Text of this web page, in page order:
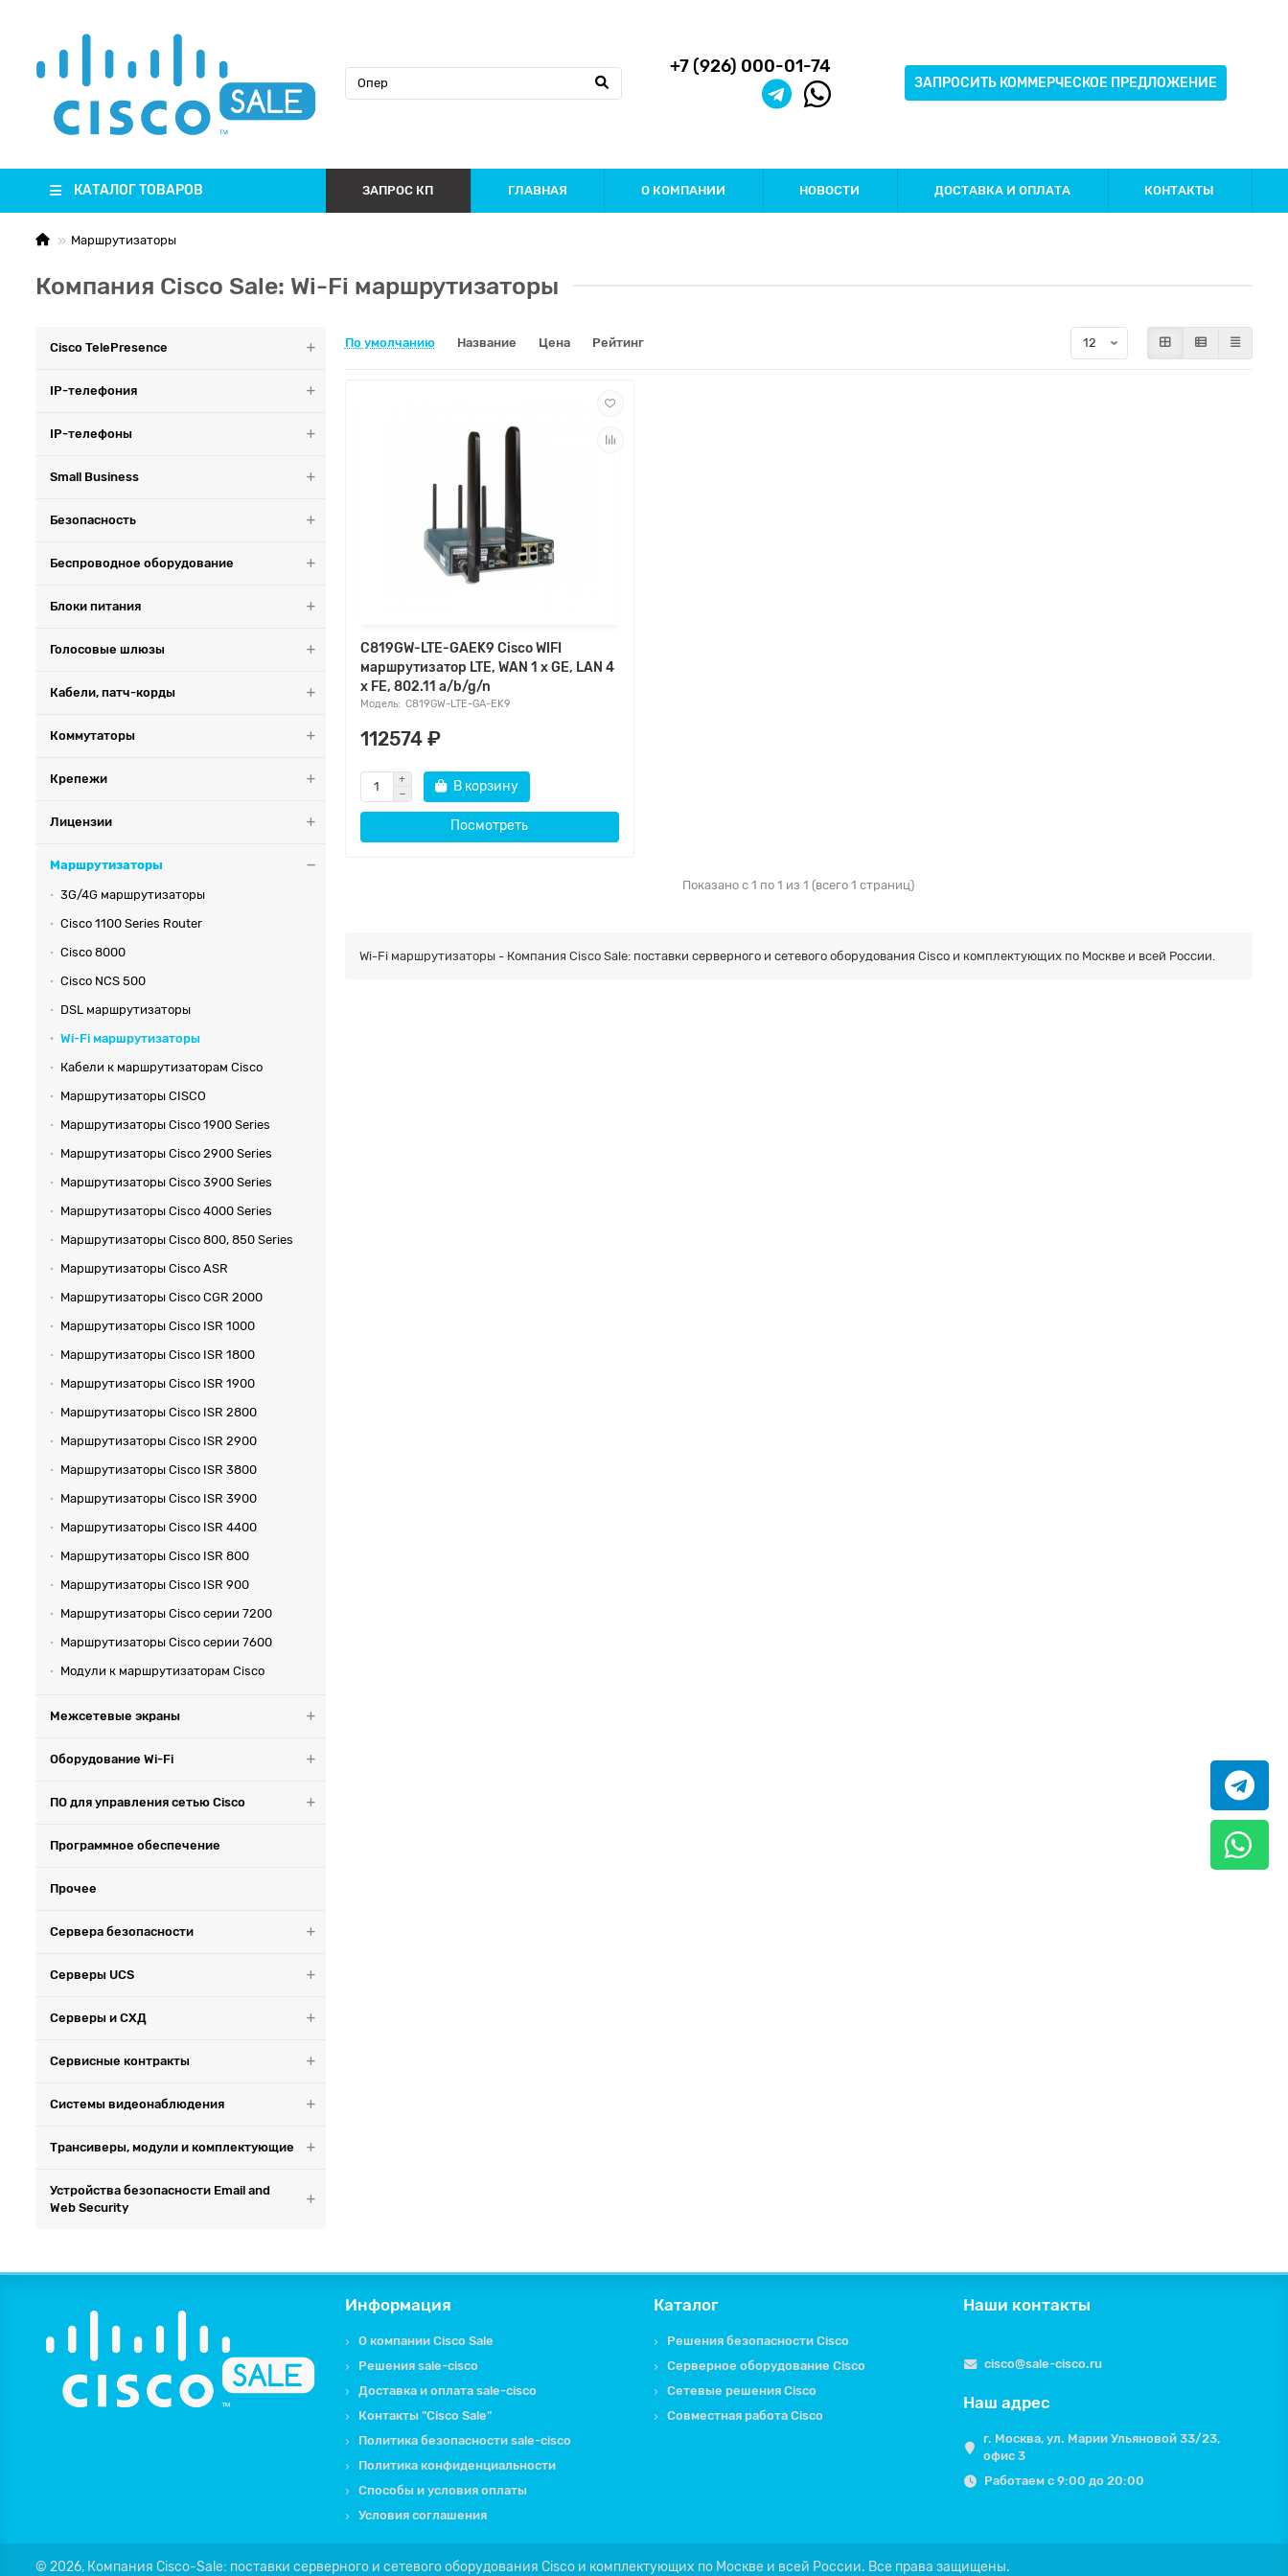
+7 (926) 000-01-74
ЗАПРОСИТЬ КОММЕРЧЕСКОЕ ПРЕДЛОЖЕНИЕ
КАТАЛОГ ТОВАРОВ ЗАПРОС КП ГЛАВНАЯ О КОМПАНИИ НОВОСТИ ДОСТАВКА И ОПЛАТА КОНТАКТЫ
Маршрутизаторы
Компания Cisco Sale: Wi-Fi маршрутизаторы
Cisco TelePresence
IP-телефония
IP-телефоны
Small Business
Безопасность
Беспроводное оборудование
Блоки питания
Голосовые шлюзы
Кабели, патч-корды
Коммутаторы
Крепежи
Лицензии
Маршрутизаторы
3G/4G маршрутизаторы
Cisco 1100 Series Router
Cisco 8000
Cisco NCS 500
DSL маршрутизаторы
Wi-Fi маршрутизаторы
Кабели к маршрутизаторам Cisco
Маршрутизаторы CISCO
Маршрутизаторы Cisco 1900 Series
Маршрутизаторы Cisco 2900 Series
Маршрутизаторы Cisco 3900 Series
Маршрутизаторы Cisco 4000 Series
Маршрутизаторы Cisco 800, 850 Series
Маршрутизаторы Cisco ASR
Маршрутизаторы Cisco CGR 2000
Маршрутизаторы Cisco ISR 1000
Маршрутизаторы Cisco ISR 1800
Маршрутизаторы Cisco ISR 1900
Маршрутизаторы Cisco ISR 2800
Маршрутизаторы Cisco ISR 2900
Маршрутизаторы Cisco ISR 3800
Маршрутизаторы Cisco ISR 3900
Маршрутизаторы Cisco ISR 4400
Маршрутизаторы Cisco ISR 800
Маршрутизаторы Cisco ISR 900
Маршрутизаторы Cisco серии 7200
Маршрутизаторы Cisco серии 7600
Модули к маршрутизаторам Cisco
Межсетевые экраны
Оборудование Wi-Fi
ПО для управления сетью Cisco
Программное обеспечение
Прочее
Сервера безопасности
Серверы UCS
Серверы и СХД
Сервисные контракты
Системы видеонаблюдения
Трансиверы, модули и комплектующие
Устройства безопасности Email and
Web Security
По умолчанию Название Цена Рейтинг
C819GW-LTE-GAEK9 Cisco WIFI
маршрутизатор LTE, WAN 1 x GE, LAN 4
x FE, 802.11 a/b/g/n
C819GW-LTE-GA-EK9
112574 ₽
В корзину
Посмотреть
Показано с 1 по 1 из 1 (всего 1 страниц)
Wi-Fi маршрутизаторы - Компания Cisco Sale: поставки серверного и сетевого оборудования Cisco и комплектующих по Москве и всей России.
Информация
О компании Cisco Sale
Решения sale-cisco
Доставка и оплата sale-cisco
Контакты "Cisco Sale"
Политика безопасности sale-cisco
Политика конфиденциальности
Способы и условия оплаты
Условия соглашения
Каталог
Решения безопасности Cisco
Серверное оборудование Cisco
Сетевые решения Cisco
Совместная работа Cisco
Наши контакты
cisco@sale-cisco.ru
Наш адрес
г. Москва, ул. Марии Ульяновой 33/23,
офис 3
Работаем с 9:00 до 20:00
© 2026, Компания Cisco-Sale: поставки серверного и сетевого оборудования Cisco и комплектующих по Москве и всей России. Все права защищены.